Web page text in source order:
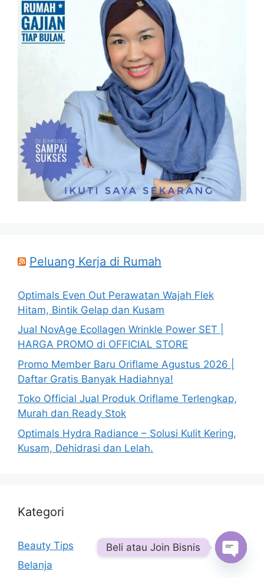
Peluang Kerja di Rumah
Optimals Even Out Perawatan Wajah Flek
Hitam, Bintik Gelap dan Kusam
Jual NovAge Ecollagen Wrinkle Power SET |
HARGA PROMO di OFFICIAL STORE
Promo Member Baru Oriflame Agustus 2026 |
Daftar Gratis Banyak Hadiahnya!
Toko Official Jual Produk Oriflame Terlengkap,
Murah dan Ready Stok
Optimals Hydra Radiance – Solusi Kulit Kering,
Kusam, Dehidrasi dan Lelah.
Kategori
Beauty Tips
Belanja
Beli atau Join Bisnis